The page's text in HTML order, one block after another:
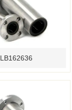
LB162636